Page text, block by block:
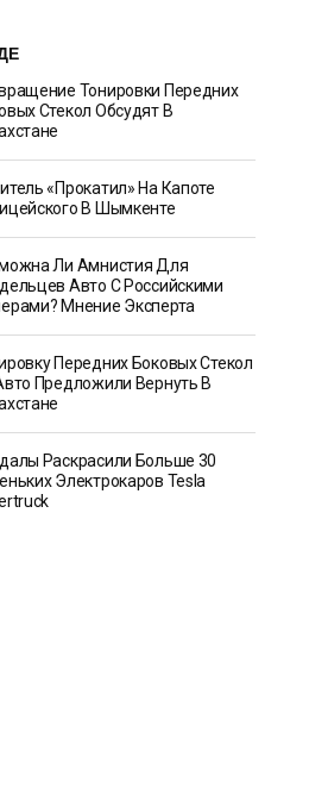
Тонировки Передних
Стекол Обсудят В
«прокатил» На Капоте
В Шымкенте
Ли Амнистия Для
Авто С Российскими
Мнение Эксперта
Передних Боковых Стекол
Предложили Вернуть В
Раскрасили Больше 30
Электрокаров Tesla